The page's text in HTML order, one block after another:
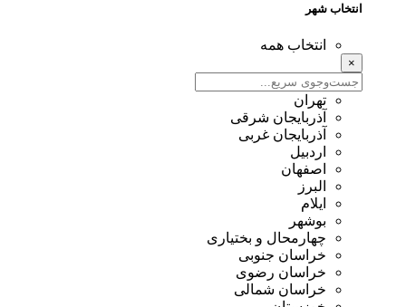
انتخاب شهر
انتخاب همه
×
تهران
آذربایجان شرقی
آذربایجان غربی
اردبیل
اصفهان
البرز
ایلام
بوشهر
چهارمحال و بختیاری
خراسان جنوبی
خراسان رضوی
خراسان شمالی